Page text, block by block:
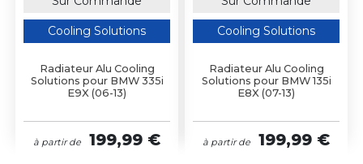
Cooling Solutions
Radiateur Alu Cooling
Solutions pour BMW 335i
E9X (06-13)
à partir de 199,99 €
Cooling Solutions
Radiateur Alu Cooling
Solutions pour BMW 135i
E8X (07-13)
à partir de 199,99 €